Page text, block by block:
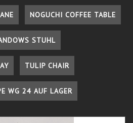
NOGUCHI COFFEE TABLE
STUHL
TULIP CHAIR
WG 24 AUF LAGER